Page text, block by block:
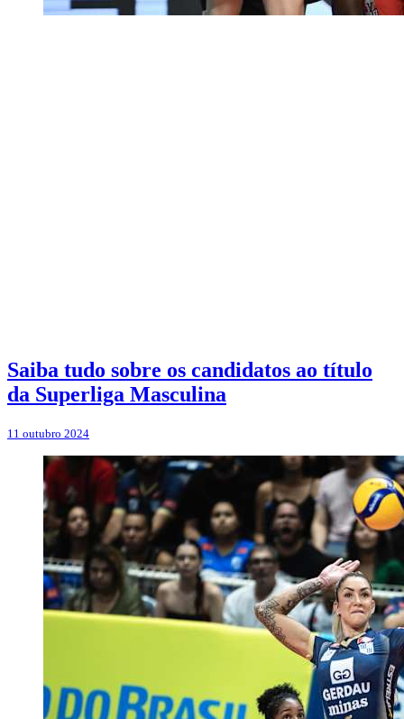
Saiba tudo sobre os candidatos ao título
da Superliga Masculina
11 outubro 2024